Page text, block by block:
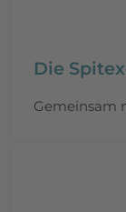
Die
Gemeinsam